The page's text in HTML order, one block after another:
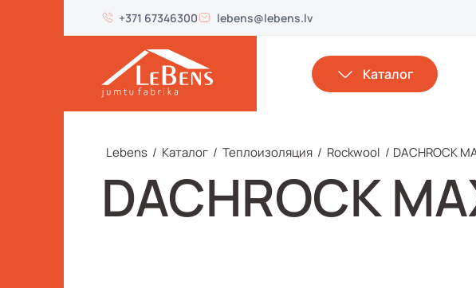
+371 67346300 lebens@lebens.lv
Каталог
Lebens / Каталог / Теплоизоляция / Rockwool / DACHROCK
DACHROCK